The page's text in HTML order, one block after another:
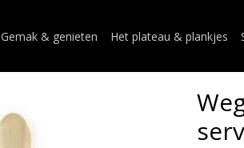
Gemak & genieten Het plateau & plankjes